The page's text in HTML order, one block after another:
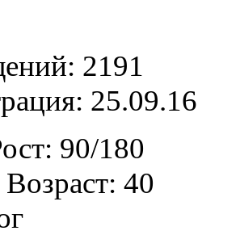
2191
25.09.16
90/180
40